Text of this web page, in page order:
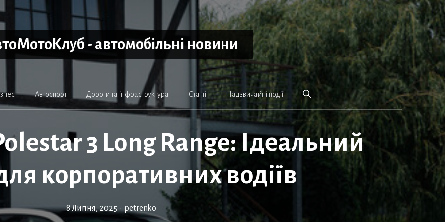
- автомобільні новини
Автоспорт Дороги та інфраструктура Статті Надзвичайні події
3 Long Range: Ідеальний
корпоративних водіїв
8 Липня, 2025 • petrenko